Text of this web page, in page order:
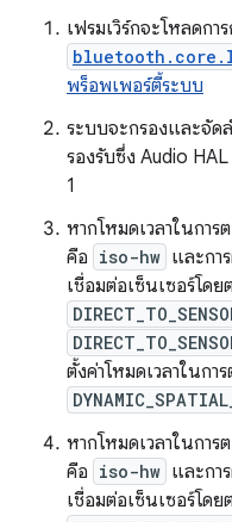
เฟรมเวิร์กจะโหลดกา
พร็อพเพอร์ตี้ระบบ
ระบบจะกรองและจัด
รองรับซึ่ง Audio
1
หากโหมดเวลาในกา
คือ iso-hw และกา
เชื่อมต่อเซ็นเซอร์โด
ตั้งค่าโหมดเวลาในก
หากโหมดเวลาในกา
คือ iso-hw และกา
เชื่อมต่อเซ็นเซอร์โดย